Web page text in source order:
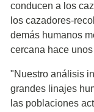
conducen a los
los cazadores-
demás humanos
cercana hace
"Nuestro análisis
grandes linajes
las poblaciones